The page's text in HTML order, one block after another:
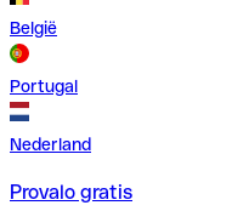
België
Portugal
Nederland
Provalo gratis